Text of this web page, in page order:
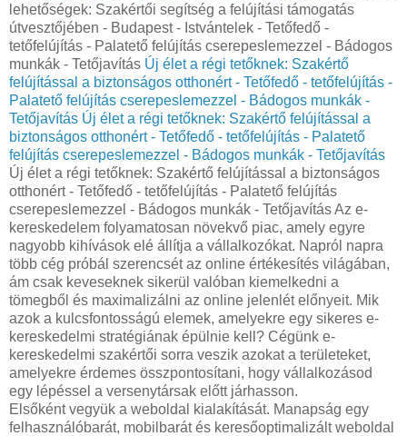
lehetőségek: Szakértői segítség a felújítási támogatás
útvesztőjében - Budapest - Istvántelek - Tetőfedő -
tetőfelújítás - Palatető felújítás cserepeslemezzel - Bádogos
munkák - Tetőjavítás Új élet a régi tetőknek: Szakértő
felújítással a biztonságos otthonért - Tetőfedő - tetőfelújítás -
Palatető felújítás cserepeslemezzel - Bádogos munkák -
Tetőjavítás Új élet a régi tetőknek: Szakértő felújítással a
biztonságos otthonért - Tetőfedő - tetőfelújítás - Palatető
felújítás cserepeslemezzel - Bádogos munkák - Tetőjavítás
Új élet a régi tetőknek: Szakértő felújítással a biztonságos
otthonért - Tetőfedő - tetőfelújítás - Palatető felújítás
cserepeslemezzel - Bádogos munkák - Tetőjavítás Az e-
kereskedelem folyamatosan növekvő piac, amely egyre
nagyobb kihívások elé állítja a vállalkozókat. Napról napra
több cég próbál szerencsét az online értékesítés világában,
ám csak keveseknek sikerül valóban kiemelkedni a
tömegből és maximalizálni az online jelenlét előnyeit. Mik
azok a kulcsfontosságú elemek, amelyekre egy sikeres e-
kereskedelmi stratégiának épülnie kell? Cégünk e-
kereskedelmi szakértői sorra veszik azokat a területeket,
amelyekre érdemes összpontosítani, hogy vállalkozásod
egy lépéssel a versenytársak előtt járhasson.
Elsőként vegyük a weboldal kialakítását. Manapság egy
felhasználóbarát, mobilbarát és keresőoptimalizált weboldal